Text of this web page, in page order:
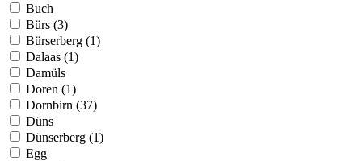
Buch
Bürs (3)
Bürserberg (1)
Dalaas (1)
Damüls
Doren (1)
Dornbirn (37)
Düns
Dünserberg (1)
Egg